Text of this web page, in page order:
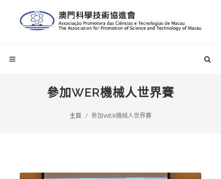
參加WER機械人世界賽
主頁 參加WER機械人世界賽